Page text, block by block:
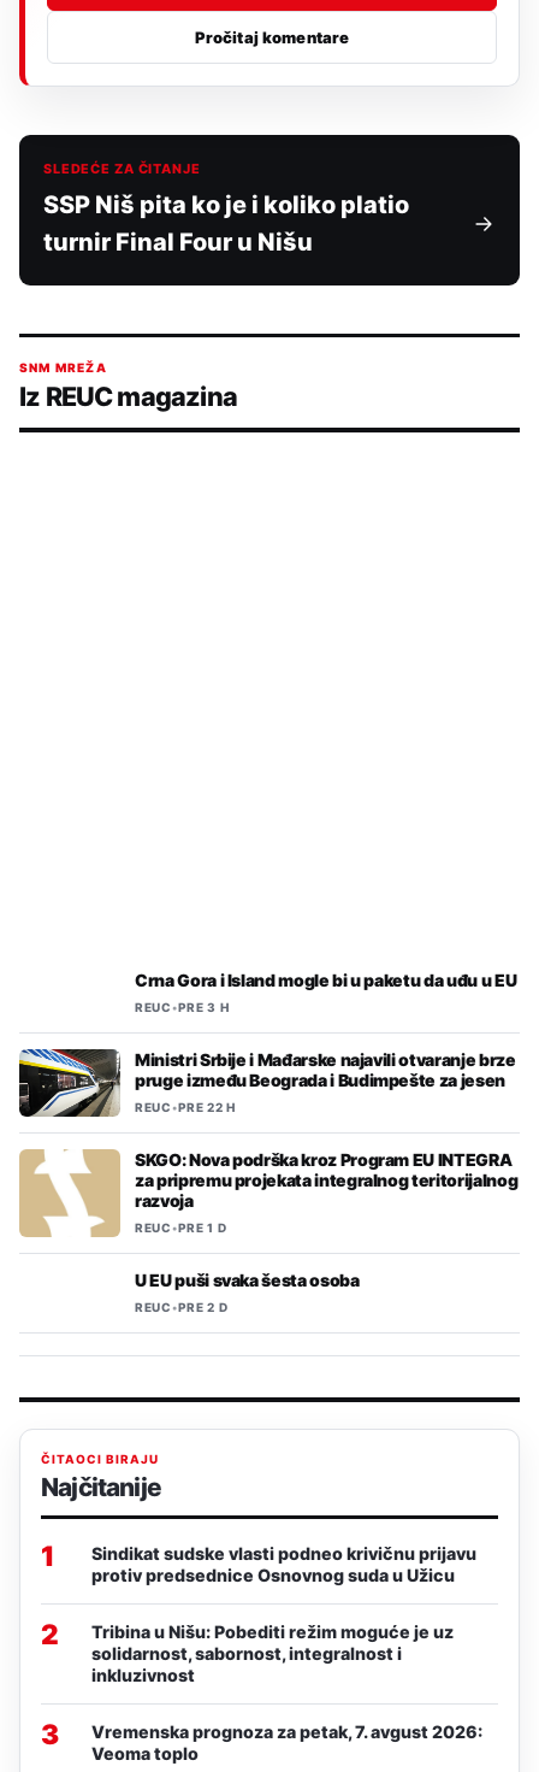
Pročitaj komentare
SLEDEĆE ZA ČITANJE
SSP Niš pita ko je i koliko platio
turnir Final Four u Nišu
SNM MREŽA
Iz REUC magazina
Crna Gora i Island mogle bi u paketu da uđu u EU
REUC•PRE 3 H
Ministri Srbije i Mađarske najavili otvaranje brze
pruge između Beograda i Budimpešte za jesen
REUC•PRE 22 H
SKGO: Nova podrška kroz Program EU INTEGRA
za pripremu projekata integralnog teritorijalnog
razvoja
REUC•PRE 1 D
U EU puši svaka šesta osoba
REUC•PRE 2 D
ČITAOCI BIRAJU
Najčitanije
1
Sindikat sudske vlasti podneo krivičnu prijavu
protiv predsednice Osnovnog suda u Užicu
2
Tribina u Nišu: Pobediti režim moguće je uz
solidarnost, sabornost, integralnost i
inkluzivnost
3
Vremenska prognoza za petak, 7. avgust 2026:
Veoma toplo